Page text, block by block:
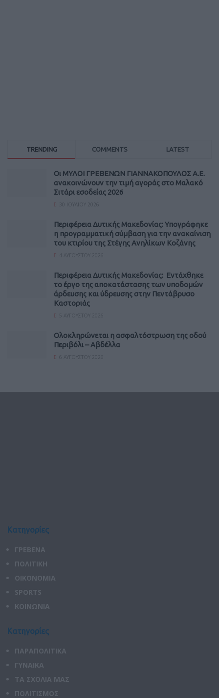
TRENDING COMMENTS LATEST
Οι ΜΥΛΟΙ ΓΡΕΒΕΝΩΝ ΓΙΑΝΝΑΚΟΠΟΥΛΟΣ Α.Ε.
ανακοινώνουν την τιμή αγοράς στο Μαλακό
Σιτάρι εσοδείας 2026
Περιφέρεια Δυτικής Μακεδονίας: Υπογράφηκε
η προγραμματική σύμβαση για την ανακαίνιση
του κτιρίου της Στέγης Ανηλίκων Κοζάνης
Περιφέρεια Δυτικής Μακεδονίας: Εντάχθηκε
το έργο της αποκατάστασης των υποδομών
άρδευσης και ύδρευσης στην Πεντάβρυσο
Καστοριάς
Ολοκληρώνεται η ασφαλτόστρωση της οδού
Περιβόλι – Αβδέλλα
Κατηγορίες
ΓΡΕΒΕΝΑ
ΠΟΛΙΤΙΚΗ
ΟΙΚΟΝΟΜΙΑ
SPORTS
ΚΟΙΝΩΝΙΑ
Κατηγορίες
ΠΑΡΑΠΟΛΙΤΙΚΑ
ΓΥΝΑΙΚΑ
ΤΑ ΣΧΟΛΙΑ ΜΑΣ
ΠΟΛΙΤΙΣΜΟΣ